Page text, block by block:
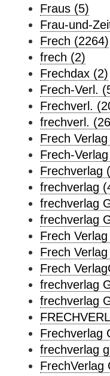
Fraus (5)
Frau-und-
Frech (2264)
frech (2)
Frechdax (2)
Frech-Verl.
Frechverl.
frechverl.
Frech
Frech-
Frechverlag
frechverlag
frechverlag
frechverlag
Frech
Frech
Frech
frechverlag
frechverlag
Frechverlag
frechverlag
FrechVerlag